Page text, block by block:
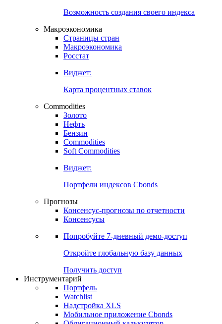
Возможность создания своего индекса
Макроэкономика
Страницы стран
Макроэкономика
Росстат
Виджет:
Карта процентных ставок
Commodities
Золото
Нефть
Бензин
Commodities
Soft Commodities
Виджет:
Портфели индексов Cbonds
Прогнозы
Консенсус-прогнозы по отчетности
Консенсусы
Попробуйте 7-дневный демо-доступ
Откройте глобальную базу данных
Получить доступ
Инструментарий
Портфель
Watchlist
Надстройка XLS
Мобильное приложение Cbonds